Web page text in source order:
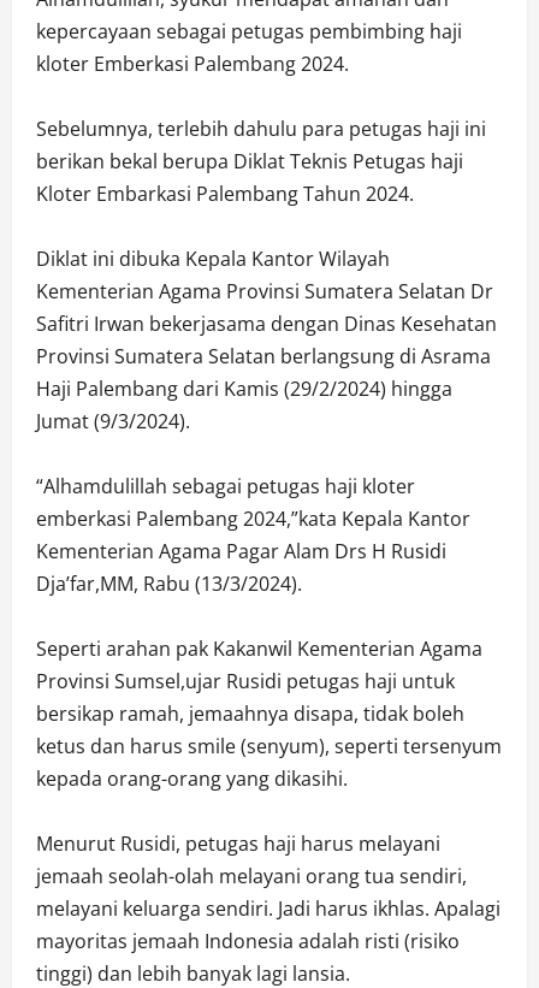
kepercayaan sebagai petugas pembimbing haji
kloter Emberkasi Palembang 2024.
Sebelumnya, terlebih dahulu para petugas haji ini
berikan bekal berupa Diklat Teknis Petugas haji
Kloter Embarkasi Palembang Tahun 2024.
Diklat ini dibuka Kepala Kantor Wilayah
Kementerian Agama Provinsi Sumatera Selatan Dr
Safitri Irwan bekerjasama dengan Dinas Kesehatan
Provinsi Sumatera Selatan berlangsung di Asrama
Haji Palembang dari Kamis (29/2/2024) hingga
Jumat (9/3/2024).
“Alhamdulillah sebagai petugas haji kloter
emberkasi Palembang 2024,”kata Kepala Kantor
Kementerian Agama Pagar Alam Drs H Rusidi
Dja’far,MM, Rabu (13/3/2024).
Seperti arahan pak Kakanwil Kementerian Agama
Provinsi Sumsel,ujar Rusidi petugas haji untuk
bersikap ramah, jemaahnya disapa, tidak boleh
ketus dan harus smile (senyum), seperti tersenyum
kepada orang-orang yang dikasihi.
Menurut Rusidi, petugas haji harus melayani
jemaah seolah-olah melayani orang tua sendiri,
melayani keluarga sendiri. Jadi harus ikhlas. Apalagi
mayoritas jemaah Indonesia adalah risti (risiko
tinggi) dan lebih banyak lagi lansia.